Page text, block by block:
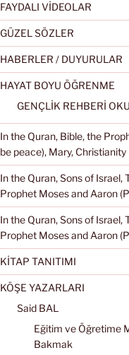
FAYDALI VİDEOLAR
GÜZEL SÖZLER
HABERLER / DUYURULAR
HAYAT BOYU ÖĞRENME
GENÇLİK REHBERİ
In the Quran, Bible, the
be peace), Mary, Christianity
In the Quran, Sons of Israel,
Prophet Moses and Aaron
In the Quran, Sons of Israel,
Prophet Moses and Aaron
KİTAP TANITIMI
KÖŞE YAZARLARI
Said BAL
Eğitim ve Öğretime
Bakmak